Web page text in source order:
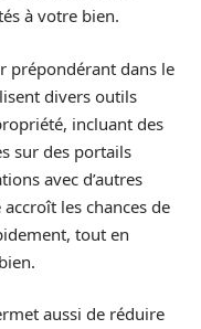
à votre bien.
prépondérant dans le
divers outils
incluant des
sur des portails
avec d’autres
les chances de
tout en
aussi de réduire